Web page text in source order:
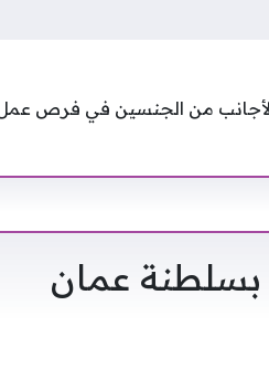
من الجنسين في فرص
عمان